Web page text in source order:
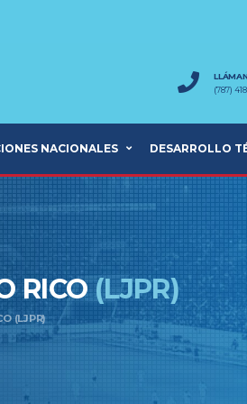
(787)
NACIONALES DESARROLLO
RICO(LJPR)
(LJPR)